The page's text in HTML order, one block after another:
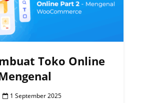
Toko Online
1 September 2025